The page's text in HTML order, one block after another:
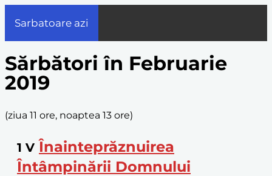
Sarbatoare azi
Sărbători în Februarie
2019
(ziua 11 ore, noaptea 13 ore)
1 V Înainteprăznuirea
Întâmpinării Domnului